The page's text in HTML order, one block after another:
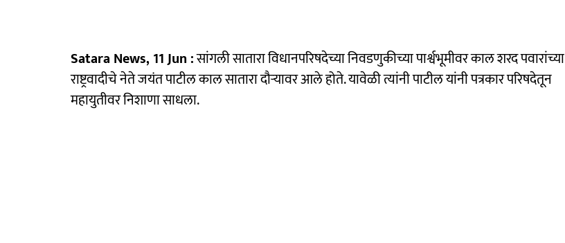
Satara News, 11 Jun :सांगली सातारा विधानपरिषदेच्या निवडणुकीच्या पार्श्वभूमीवर काल शरद पवारांच्या
राष्ट्रवादीचे नेते जयंत पाटील काल सातारा दौऱ्यावर आले होते. यावेळी त्यांनी पाटील यांनी पत्रकार परिषदेतून
महायुतीवर निशाणा साधला.